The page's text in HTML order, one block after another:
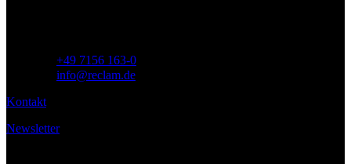
+49 7156 163-0
info@reclam.de
Kontakt
Newsletter